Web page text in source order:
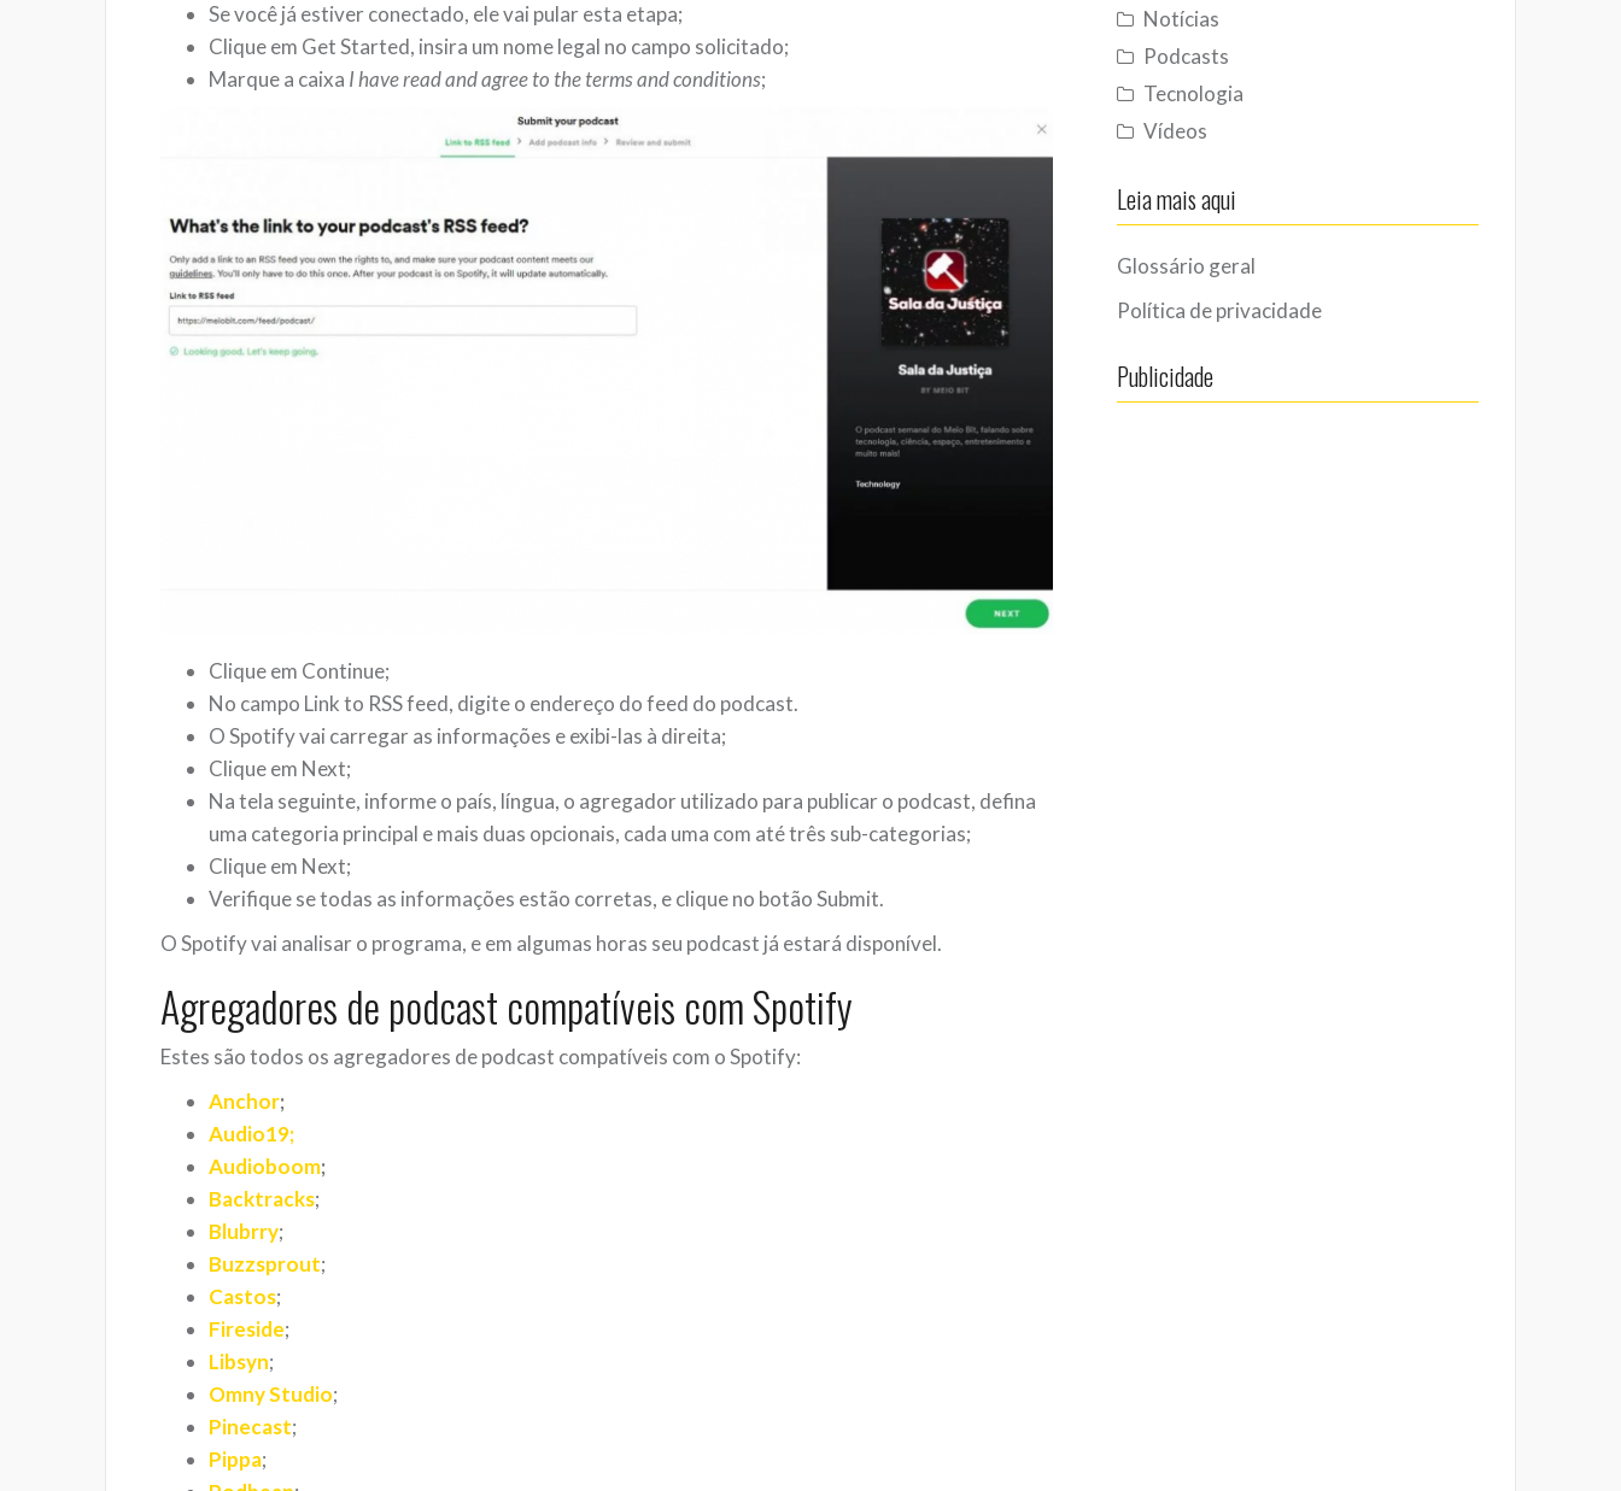
Se você já estiver conectado, ele vai pular esta etapa;
Clique em Get Started, insira um nome legal no campo solicitado;
Marque a caixa I have read and agree to the terms and conditions;
Clique em Continue;
No campo Link to RSS feed, digite o endereço do feed do podcast.
O Spotify vai carregar as informações e exibi-las à direita;
Clique em Next;
Na tela seguinte, informe o país, língua, o agregador utilizado para publicar o podcast, defina
uma categoria principal e mais duas opcionais, cada uma com até três sub-categorias;
Clique em Next;
Verifique se todas as informações estão corretas, e clique no botão Submit.
O Spotify vai analisar o programa, e em algumas horas seu podcast já estará disponível.
Agregadores de podcast compatíveis com Spotify
Estes são todos os agregadores de podcast compatíveis com o Spotify:
Anchor;
Audio19;
Audioboom;
Backtracks;
Blubrry;
Buzzsprout;
Castos;
Fireside;
Libsyn;
Omny Studio;
Pinecast;
Pippa;
Notícias
Podcasts
Tecnologia
Vídeos
Leia mais aqui
Glossário geral
Política de privacidade
Publicidade